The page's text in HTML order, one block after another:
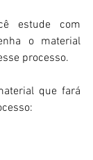
estude com
o material
processo.
que fará